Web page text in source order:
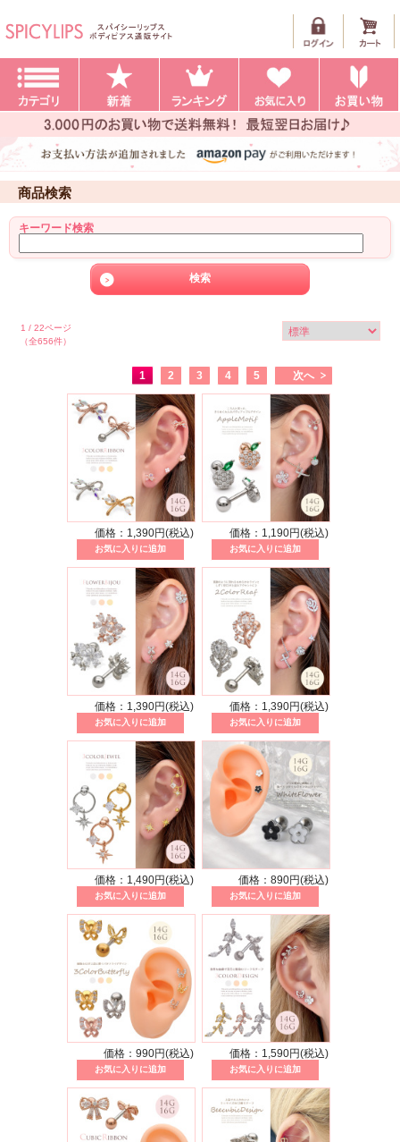
商品検索
キーワード検索
1 / 22ページ
（全656件）
1 2 3 4 5 次へ
価格：1,390円(税込) 価格：1,190円(税込)
価格：1,390円(税込) 価格：1,390円(税込)
価格：1,490円(税込) 価格：890円(税込)
価格：990円(税込) 価格：1,590円(税込)